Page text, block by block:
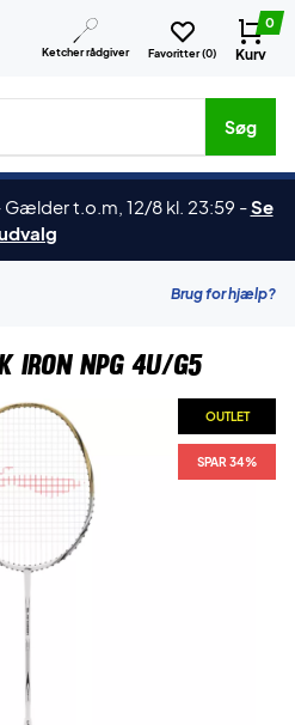
Ketcher rådgiver Favoritter (0)
0
Kurv
mærker etc.
Søg
Gælder t.o.m, 12/8 kl. 23:59 -Se
Brug for hjælp?
Iron NPG 4U/G5
OUTLET
SPAR 34%
OUTLET
SPAR 34%
OUTLET
SPAR 34%
OUTLET
SPAR 34%
OUTLET
SPAR 34%